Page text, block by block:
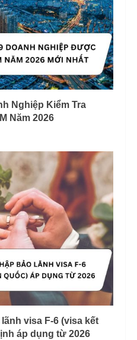
Nghiệp Kiểm Tra
Năm 2026
visa F-6 (visa kết
áp dụng từ 2026